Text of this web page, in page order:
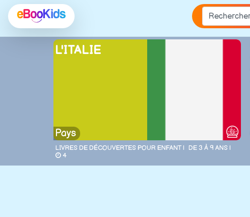
L'ITALIE
Pays
LIVRES DE DÉCOUVERTES POUR ENFANT |
DE 3 À 9 ANS |
4